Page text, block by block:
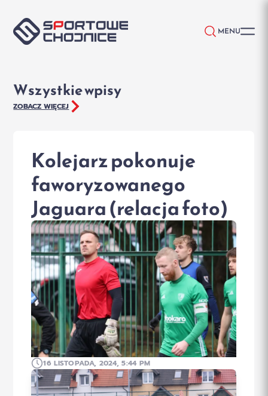
MENU
Wszystkie wpisy
ZOBACZ WIĘCEJ
Kolejarz pokonuje
faworyzowanego
Jaguara (relacja foto)
16 LISTOPADA, 2024, 5:44 PM